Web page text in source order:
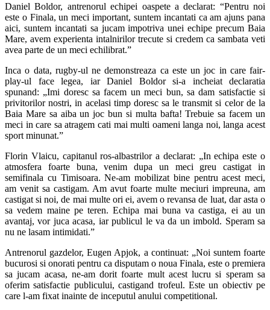
Daniel Boldor, antrenorul echipei oaspete a declarat: “Pentru noi
este o Finala, un meci important, suntem incantati ca am ajuns pana
aici, suntem incantati sa jucam impotriva unei echipe precum Baia
Mare, avem experienta intalnirilor trecute si credem ca sambata veti
avea parte de un meci echilibrat.”
Inca o data, rugby-ul ne demonstreaza ca este un joc in care fair-
play-ul face legea, iar Daniel Boldor si-a incheiat declaratia
spunand: „Imi doresc sa facem un meci bun, sa dam satisfactie si
privitorilor nostri, in acelasi timp doresc sa le transmit si celor de la
Baia Mare sa aiba un joc bun si multa bafta! Trebuie sa facem un
meci in care sa atragem cati mai multi oameni langa noi, langa acest
sport minunat.”
Florin Vlaicu, capitanul ros-albastrilor a declarat: „In echipa este o
atmosfera foarte buna, venim dupa un meci greu castigat in
semifinala cu Timisoara. Ne-am mobilizat bine pentru acest meci,
am venit sa castigam. Am avut foarte multe meciuri impreuna, am
castigat si noi, de mai multe ori ei, avem o revansa de luat, dar asta o
sa vedem maine pe teren. Echipa mai buna va castiga, ei au un
avantaj, vor juca acasa, iar publicul le va da un imbold. Speram sa
nu ne lasam intimidati.”
Antrenorul gazdelor, Eugen Apjok, a continuat: „Noi suntem foarte
bucurosi si onorati pentru ca disputam o noua Finala, este o premiera
sa jucam acasa, ne-am dorit foarte mult acest lucru si speram sa
oferim satisfactie publicului, castigand trofeul. Este un obiectiv pe
care l-am fixat inainte de inceputul anului competitional.